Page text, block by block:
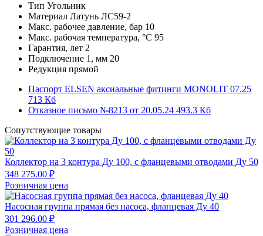
Тип Угольник
Материал Латунь ЛС59-2
Макс. рабочее давление, бар 10
Макс. рабочая температура, °С 95
Гарантия, лет 2
Подключение 1, мм 20
Редукция прямой
Паспорт ELSEN аксиальные фитинги MONOLIT 07.25
713 Кб
Отказное письмо №8213 от 20.05.24 493.3 Кб
Сопутствующие товары
Коллектор на 3 контура Ду 100, с фланцевыми отводами Ду 50
348 275.00 ₽
Розничная цена
Насосная группа прямая без насоса, фланцевая Ду 40
301 296.00 ₽
Розничная цена